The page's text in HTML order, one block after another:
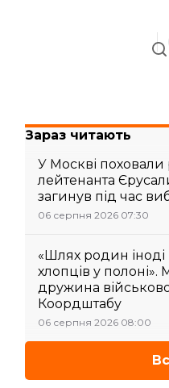
Зараз читають
У Москві поховали
лейтенанта
загинув під час
06 серпня 2026 07:30
«Шлях родин іноді
хлопців у полоні».
дружина
Коордштабу
06 серпня 2026 08:00